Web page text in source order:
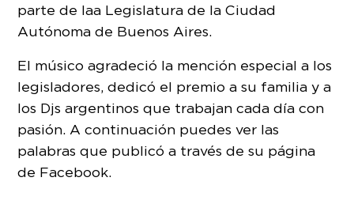
parte de la a Legislatura de la Ciudad
Autónoma de Buenos Aires.
El músico agradeció la mención especial a los
legisladores, dedicó el premio a su familia y a
los Djs argentinos que trabajan cada día con
pasión. A continuación puedes ver las
palabras que publicó a través de su página
de Facebook.